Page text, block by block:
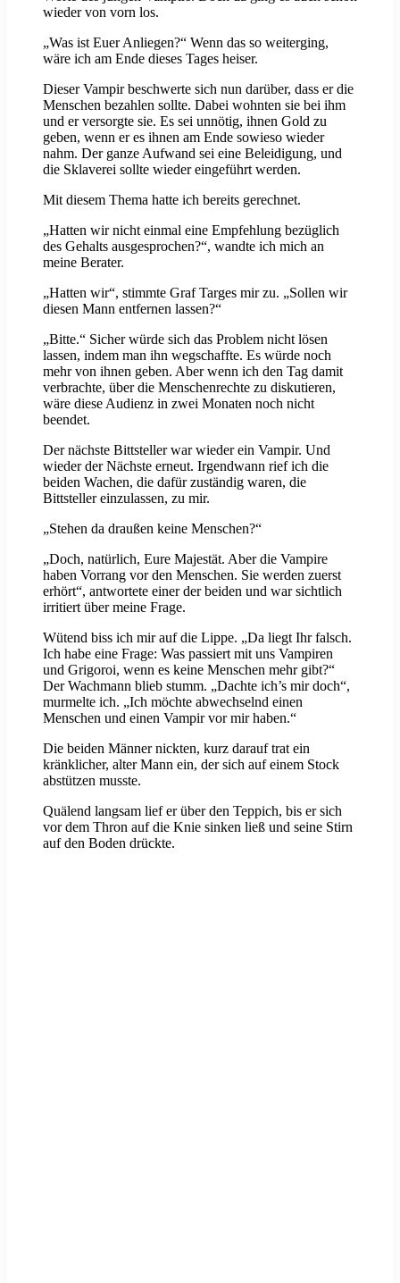
wieder von vorn los.
„Was ist Euer Anliegen?“ Wenn das so weiterging,
wäre ich am Ende dieses Tages heiser.
Dieser Vampir beschwerte sich nun darüber, dass er die
Menschen bezahlen sollte. Dabei wohnten sie bei ihm
und er versorgte sie. Es sei unnötig, ihnen Gold zu
geben, wenn er es ihnen am Ende sowieso wieder
nahm. Der ganze Aufwand sei eine Beleidigung, und
die Sklaverei sollte wieder eingeführt werden.
Mit diesem Thema hatte ich bereits gerechnet.
„Hatten wir nicht einmal eine Empfehlung bezüglich
des Gehalts ausgesprochen?“, wandte ich mich an
meine Berater.
„Hatten wir“, stimmte Graf Targes mir zu. „Sollen wir
diesen Mann entfernen lassen?“
„Bitte.“ Sicher würde sich das Problem nicht lösen
lassen, indem man ihn wegschaffte. Es würde noch
mehr von ihnen geben. Aber wenn ich den Tag damit
verbrachte, über die Menschenrechte zu diskutieren,
wäre diese Audienz in zwei Monaten noch nicht
beendet.
Der nächste Bittsteller war wieder ein Vampir. Und
wieder der Nächste erneut. Irgendwann rief ich die
beiden Wachen, die dafür zuständig waren, die
Bittsteller einzulassen, zu mir.
„Stehen da draußen keine Menschen?“
„Doch, natürlich, Eure Majestät. Aber die Vampire
haben Vorrang vor den Menschen. Sie werden zuerst
erhört“, antwortete einer der beiden und war sichtlich
irritiert über meine Frage.
Wütend biss ich mir auf die Lippe. „Da liegt Ihr falsch.
Ich habe eine Frage: Was passiert mit uns Vampiren
und Grigoroi, wenn es keine Menschen mehr gibt?“
Der Wachmann blieb stumm. „Dachte ich’s mir doch“,
murmelte ich. „Ich möchte abwechselnd einen
Menschen und einen Vampir vor mir haben.“
Die beiden Männer nickten, kurz darauf trat ein
kränklicher, alter Mann ein, der sich auf einem Stock
abstützen musste.
Quälend langsam lief er über den Teppich, bis er sich
vor dem Thron auf die Knie sinken ließ und seine Stirn
auf den Boden drückte.